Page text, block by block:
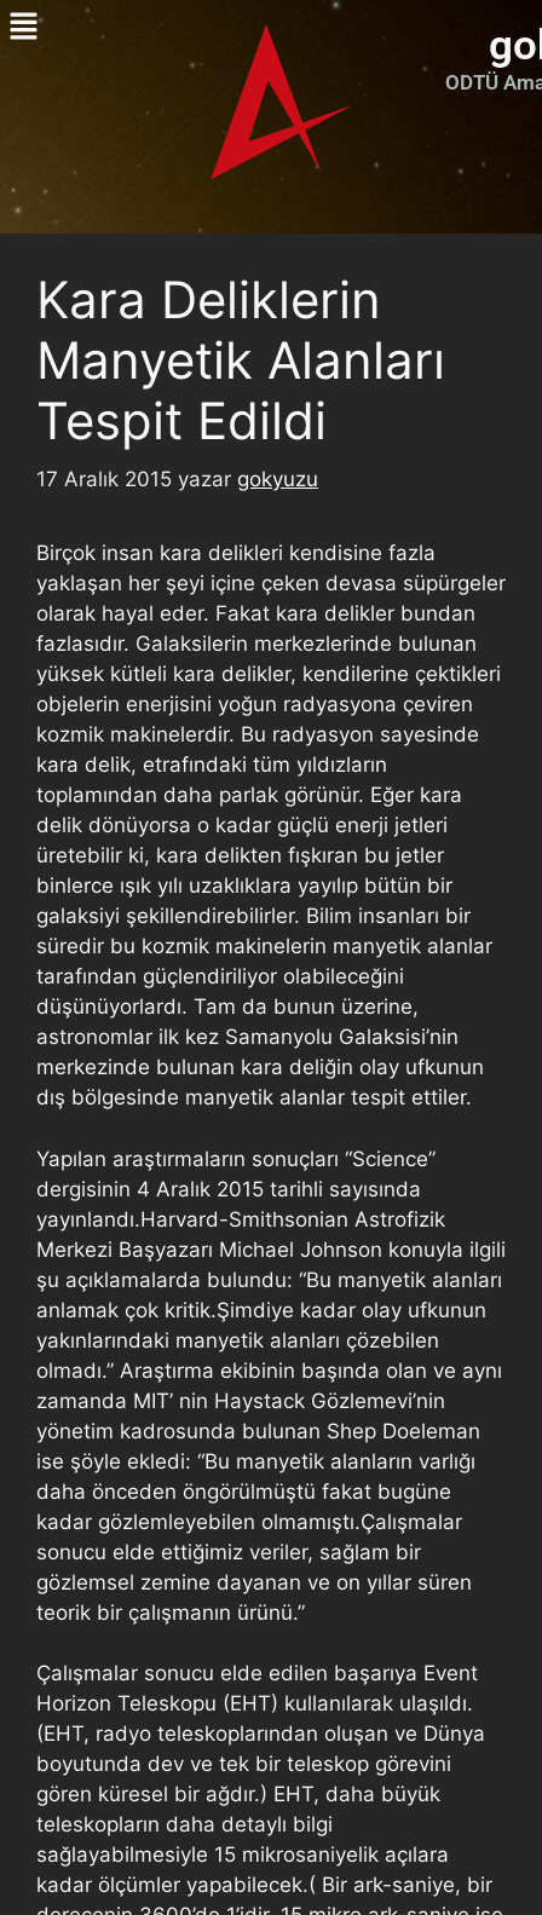
ODTÜ
Kara Deliklerin
Manyetik Alanları
Tespit Edildi
17 Aralık 2015 yazar gokyuzu
Birçok insan kara delikleri kendisine fazla
yaklaşan her şeyi içine çeken devasa süpürgeler
olarak hayal eder. Fakat kara delikler bundan
fazlasıdır. Galaksilerin merkezlerinde bulunan
yüksek kütleli kara delikler, kendilerine çektikleri
objelerin enerjisini yoğun radyasyona çeviren
kozmik makinelerdir. Bu radyasyon sayesinde
kara delik, etrafındaki tüm yıldızların
toplamından daha parlak görünür. Eğer kara
delik dönüyorsa o kadar güçlü enerji jetleri
üretebilir ki, kara delikten fışkıran bu jetler
binlerce ışık yılı uzaklıklara yayılıp bütün bir
galaksiyi şekillendirebilirler. Bilim insanları bir
süredir bu kozmik makinelerin manyetik alanlar
tarafından güçlendiriliyor olabileceğini
düşünüyorlardı. Tam da bunun üzerine,
astronomlar ilk kez Samanyolu Galaksisi’nin
merkezinde bulunan kara deliğin olay ufkunun
dış bölgesinde manyetik alanlar tespit ettiler.
Yapılan araştırmaların sonuçları “Science”
dergisinin 4 Aralık 2015 tarihli sayısında
yayınlandı.Harvard-Smithsonian Astrofizik
Merkezi Başyazarı Michael Johnson konuyla ilgili
şu açıklamalarda bulundu: “Bu manyetik alanları
anlamak çok kritik.Şimdiye kadar olay ufkunun
yakınlarındaki manyetik alanları çözebilen
olmadı.” Araştırma ekibinin başında olan ve aynı
zamanda MIT’ nin Haystack Gözlemevi’nin
yönetim kadrosunda bulunan Shep Doeleman
ise şöyle ekledi: “Bu manyetik alanların varlığı
daha önceden öngörülmüştü fakat bugüne
kadar gözlemleyebilen olmamıştı.Çalışmalar
sonucu elde ettiğimiz veriler, sağlam bir
gözlemsel zemine dayanan ve on yıllar süren
teorik bir çalışmanın ürünü.”
Çalışmalar sonucu elde edilen başarıya Event
Horizon Teleskopu (EHT) kullanılarak ulaşıldı.
(EHT, radyo teleskoplarından oluşan ve Dünya
boyutunda dev ve tek bir teleskop görevini
gören küresel bir ağdır.) EHT, daha büyük
teleskopların daha detaylı bilgi
sağlayabilmesiyle 15 mikrosaniyelik açılara
kadar ölçümler yapabilecek.( Bir ark-saniye, bir